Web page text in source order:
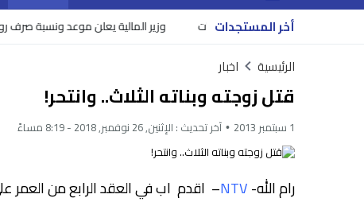
أخر المستجدات وزير المالية يعلن موعد ونسبة صرف رواتب
الرئيسية اخبار
قتل زوجته وبناته الثلاث.. وانتحر!
1 سبتمبر 2013 آخر تحديث : الإثنين, 26 نوفمبر, 2018 - 8:19 مساءً
رام الله-NTV– اقدم اب في العقد الرابع من العمر